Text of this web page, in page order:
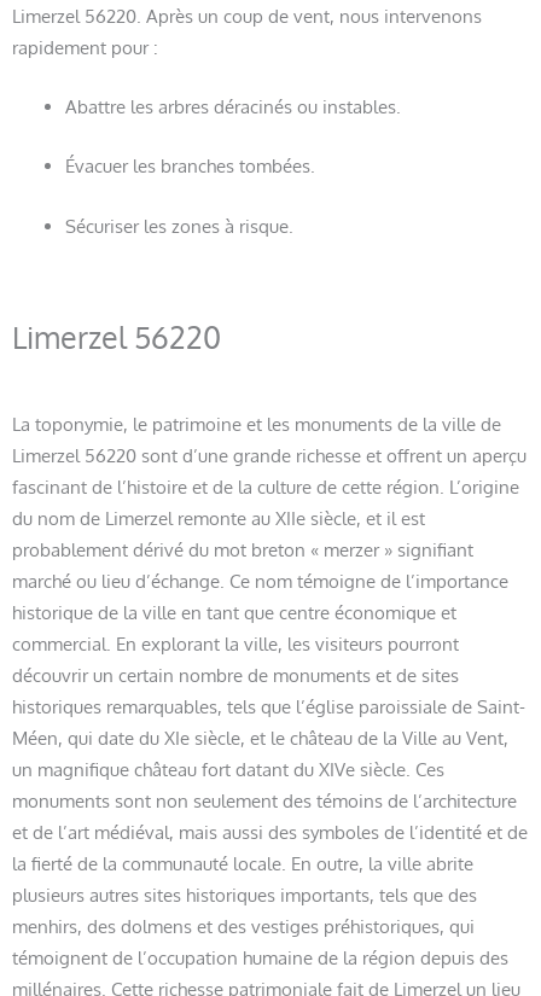
Limerzel 56220. Après un coup de vent, nous intervenons
rapidement pour :
Abattre les arbres déracinés ou instables.
Évacuer les branches tombées.
Sécuriser les zones à risque.
Limerzel 56220
La toponymie, le patrimoine et les monuments de la ville de
Limerzel 56220 sont d’une grande richesse et offrent un aperçu
fascinant de l’histoire et de la culture de cette région. L’origine
du nom de Limerzel remonte au XIIe siècle, et il est
probablement dérivé du mot breton « merzer » signifiant
marché ou lieu d’échange. Ce nom témoigne de l’importance
historique de la ville en tant que centre économique et
commercial. En explorant la ville, les visiteurs pourront
découvrir un certain nombre de monuments et de sites
historiques remarquables, tels que l’église paroissiale de Saint-
Méen, qui date du XIe siècle, et le château de la Ville au Vent,
un magnifique château fort datant du XIVe siècle. Ces
monuments sont non seulement des témoins de l’architecture
et de l’art médiéval, mais aussi des symboles de l’identité et de
la fierté de la communauté locale. En outre, la ville abrite
plusieurs autres sites historiques importants, tels que des
menhirs, des dolmens et des vestiges préhistoriques, qui
témoignent de l’occupation humaine de la région depuis des
millénaires. Cette richesse patrimoniale fait de Limerzel un lieu